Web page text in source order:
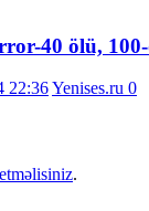
40 ölü, 100-
22:36Yenises.ru 0
.